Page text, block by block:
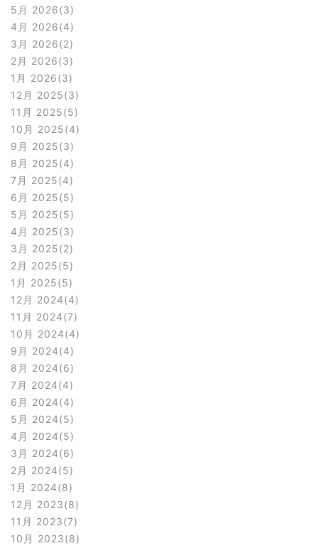
5月 2026 3
4月 2026 4
3月 2026 2
2月 2026 3
1月 2026 3
12月 2025 3
11月 2025 5
10月 2025 4
9月 2025 3
8月 2025 4
7月 2025 4
6月 2025 5
5月 2025 5
4月 2025 3
3月 2025 2
2月 2025 5
1月 2025 5
12月 2024 4
11月 2024 7
10月 2024 4
9月 2024 4
8月 2024 6
7月 2024 4
6月 2024 4
5月 2024 5
4月 2024 5
3月 2024 6
2月 2024 5
1月 2024 8
12月 2023 8
11月 2023 7
10月 2023 8